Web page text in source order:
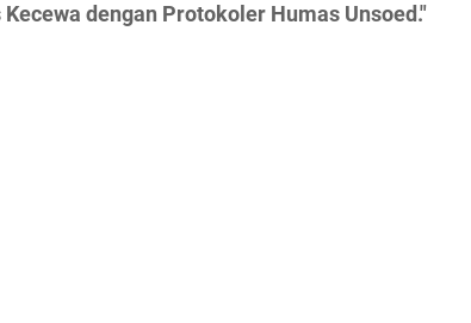
dengan Protokoler Humas Unsoed."